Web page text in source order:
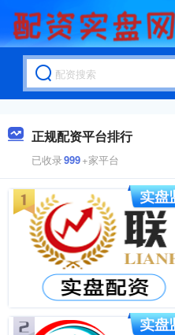
正规配资平台排行
已收录999+家平台